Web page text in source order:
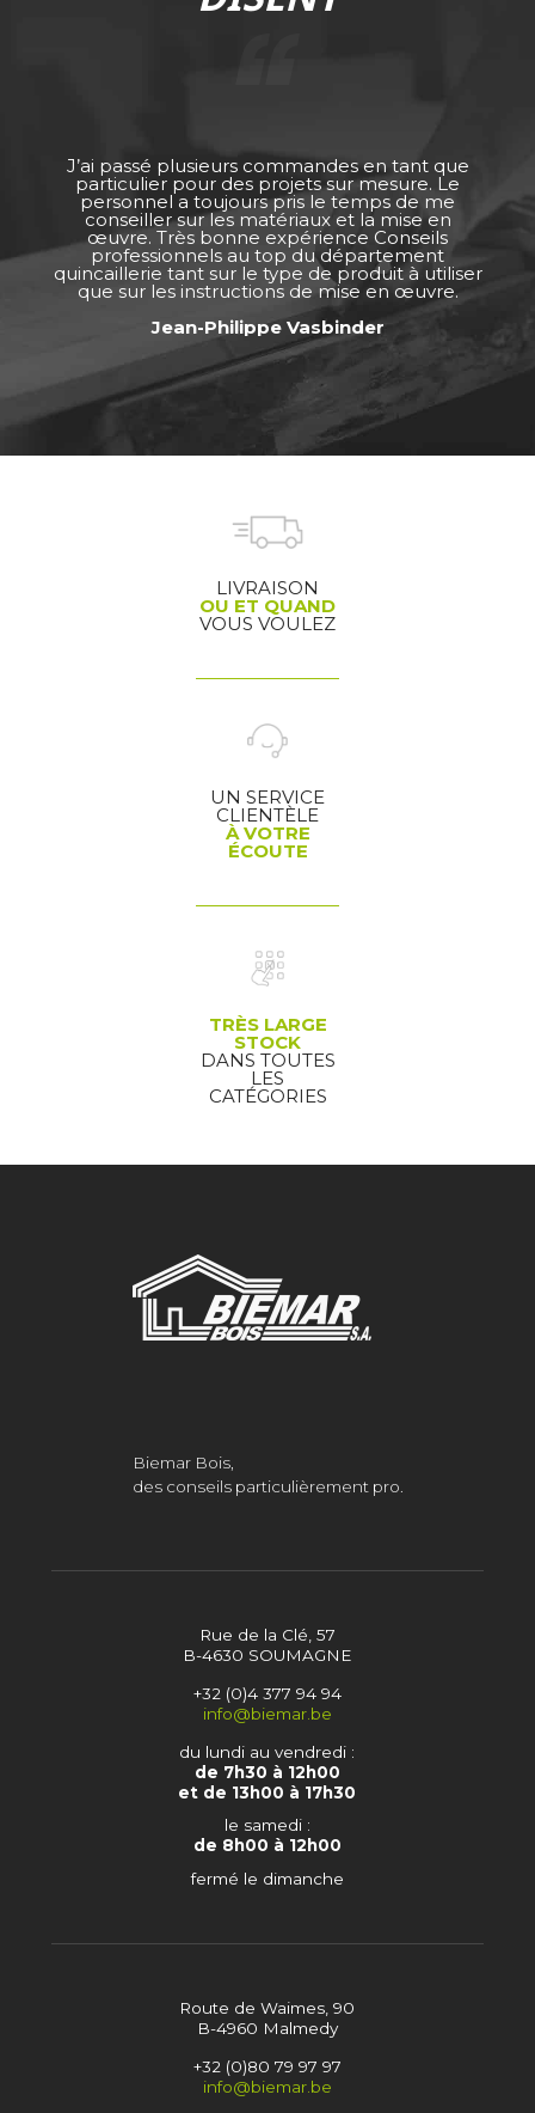
J’ai passé plusieurs commandes en tant que
particulier pour des projets sur mesure. Le
personnel a toujours pris le temps de me
conseiller sur les matériaux et la mise en
œuvre. Très bonne expérience Conseils
professionnels au top du département
quincaillerie tant sur le type de produit à utiliser
que sur les instructions de mise en œuvre.
Jean-Philippe Vasbinder
LIVRAISON
OU ET QUAND
VOUS VOULEZ
UN SERVICE
CLIENTÈLE
À VOTRE
ÉCOUTE
TRÈS LARGE
STOCK
DANS TOUTES
LES
CATÉGORIES
Biemar Bois,
des conseils particulièrement pro.
Rue de la Clé, 57
B-4630 SOUMAGNE
+32 (0)4 377 94 94
info@biemar.be
du lundi au vendredi :
de 7h30 à 12h00
et de 13h00 à 17h30
le samedi :
de 8h00 à 12h00
fermé le dimanche
Route de Waimes, 90
B-4960 Malmedy
+32 (0)80 79 97 97
info@biemar.be